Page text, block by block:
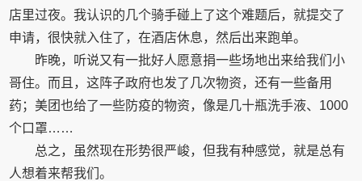
店里过夜。我认识的几个骑手碰上了这个难题后，就提交了
申请，很快就入住了，在酒店休息，然后出来跑单。
昨晚，听说又有一批好人愿意捐一些场地出来给我们小
哥住。而且，这阵子政府也发了几次物资，还有一些备用
药；美团也给了一些防疫的物资，像是几十瓶洗手液、1000
个口罩……
总之，虽然现在形势很严峻，但我有种感觉，就是总有
人想着来帮我们。